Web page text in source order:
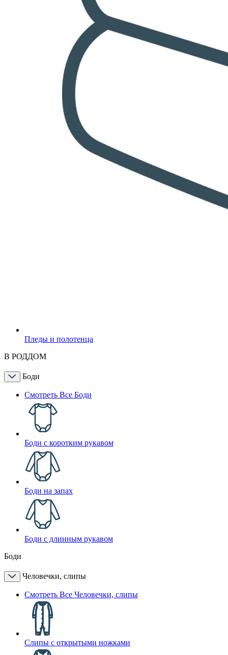
Пледы и полотенца
В РОДДОМ
Боди
Смотреть Все Боди
Боди с коротким рукавом
Боди на запах
Боди с длинным рукавом
Боди
Человечки, слипы
Смотреть Все Человечки, слипы
Слипы с открытыми ножками